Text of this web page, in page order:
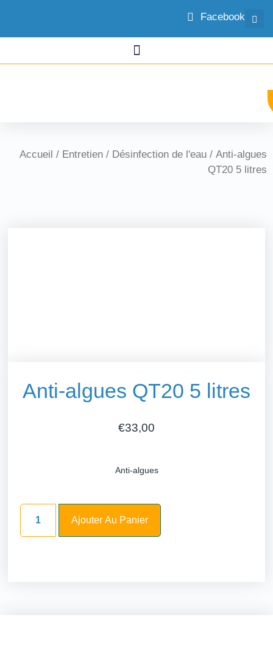
Facebook
Accueil / Entretien / Désinfection de l'eau / Anti-algues
QT20 5 litres
Anti-algues QT20 5 litres
€33,00
Anti-algues
Ajouter Au Panier